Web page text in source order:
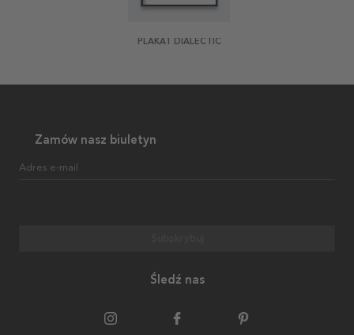
PLAKAT DIALECTIC
Zamów nasz biuletyn
Adres e-mail
Śledź nas